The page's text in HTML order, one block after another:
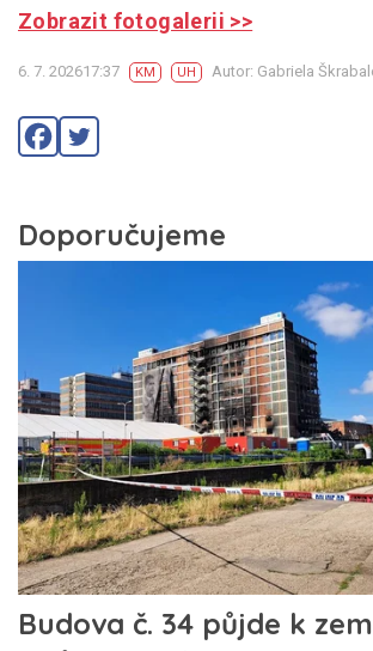
Zobrazit fotogalerii >>
6. 7. 202617:37 KM UH Autor: Gabriela